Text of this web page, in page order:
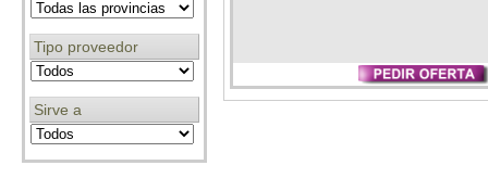
Tipo proveedor
Sirve a